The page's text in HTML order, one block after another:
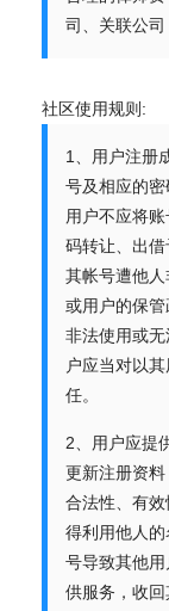
司、关联公司
社区使用规则:
1、用户注册
号及相应的密
用户不应将
码转让、出
其帐号遭他
或用户的保
非法使用或
户应当对以
任。
2、用户应提
更新注册资料
合法性、有
得利用他人
号导致其他
供服务，收